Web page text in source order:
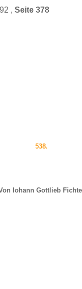
, Seite 378
538.
Iohann Gottlieb